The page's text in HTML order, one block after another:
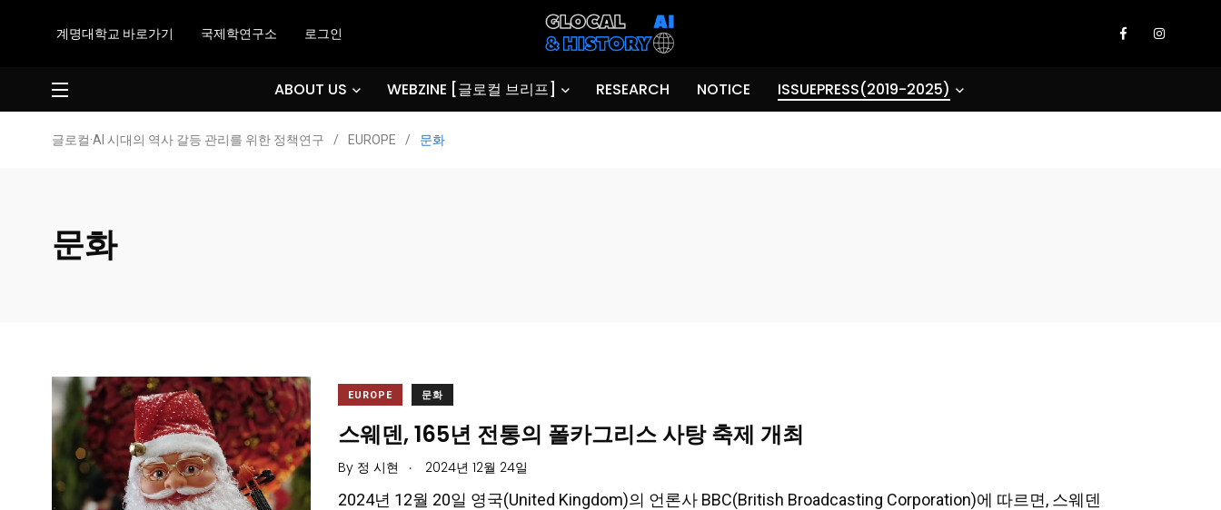
계명대학교 바로가기 국제학연구소 로그인
ABOUT US WEBZINE [글로컬 브리프] RESEARCH NOTICE ISSUEPRESS(2019-2025)
글로컬·AI 시대의 역사 갈등 관리를 위한 정책연구 / EUROPE / 문화
문화
EUROPE 문화
스웨덴, 165년 전통의 폴카그리스 사탕 축제 개최
By 정 시현 . 2024년 12월 24일
2024년 12월 20일 영국(United Kingdom)의 언론사 BBC(British Broadcasting Corporation)에 따르면, 스웨덴